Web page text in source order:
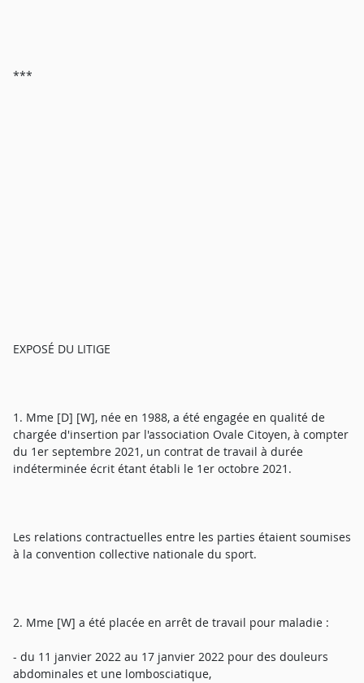
***
EXPOSÉ DU LITIGE
1. Mme [D] [W], née en 1988, a été engagée en qualité de
chargée d'insertion par l'association Ovale Citoyen, à compter
du 1er septembre 2021, un contrat de travail à durée
indéterminée écrit étant établi le 1er octobre 2021.
Les relations contractuelles entre les parties étaient soumises
à la convention collective nationale du sport.
2. Mme [W] a été placée en arrêt de travail pour maladie :
- du 11 janvier 2022 au 17 janvier 2022 pour des douleurs
abdominales et une lombosciatique,